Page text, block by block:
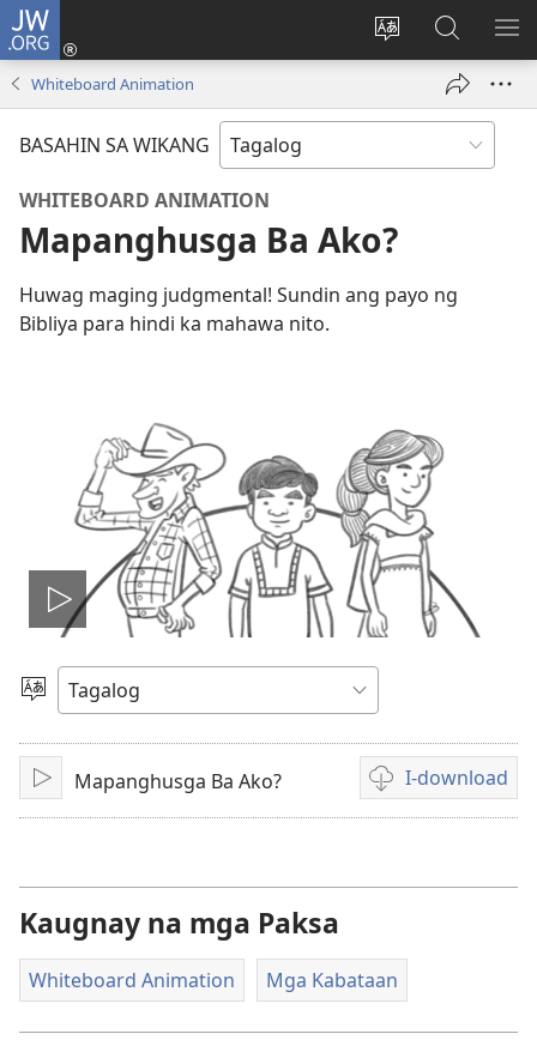
JW.ORG
Baguhin
ng
Mag-
log
bubukas
sa
JW.ORG
Whiteboard Animation
BASAHIN SA WIKANG
WHITEBOARD ANIMATION
Mapanghusga Ba Ako?
Huwag maging judgmental! Sundin ang payo ng
Bibliya para hindi ka mahawa nito.
I-
play
ang
video
Pumili
Wika
I-
play
Mapanghusga Ba Ako? I-download
Mga
opsiyon
video
Kaugnay na mga Paksa
Whiteboard Animation Mga Kabataan